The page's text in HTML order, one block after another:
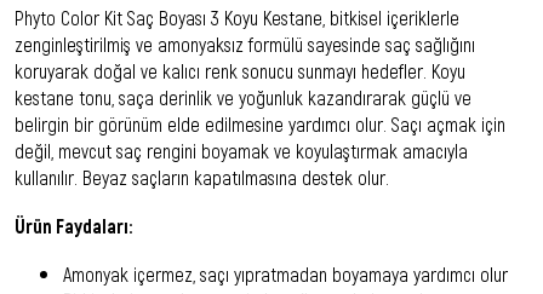
Phyto Color Kit Saç Boyası 3 Koyu Kestane, bitkisel içeriklerle
zenginleştirilmiş ve amonyaksız formülü sayesinde saç sağlığını
koruyarak doğal ve kalıcı renk sonucu sunmayı hedefler. Koyu
kestane tonu, saça derinlik ve yoğunluk kazandırarak güçlü ve
belirgin bir görünüm elde edilmesine yardımcı olur. Saçı açmak için
değil, mevcut saç rengini boyamak ve koyulaştırmak amacıyla
kullanılır. Beyaz saçların kapatılmasına destek olur.
Ürün Faydaları:
Amonyak içermez, saçı yıpratmadan boyamaya yardımcı olur